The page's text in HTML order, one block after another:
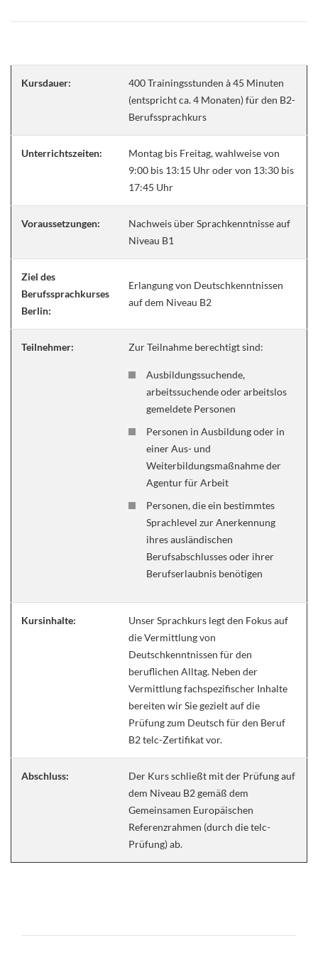
Kursdauer:
400 Trainingsstunden à 45 Minuten
(entspricht ca. 4 Monaten) für den B2-
Berufssprachkurs
Unterrichtszeiten:
Montag bis Freitag, wahlweise von
9:00 bis 13:15 Uhr oder von 13:30 bis
17:45 Uhr
Voraussetzungen:
Nachweis über Sprachkenntnisse auf
Niveau B1
Ziel des
Berufssprachkurses
Berlin:
Erlangung von Deutschkenntnissen
auf dem Niveau B2
Teilnehmer: Zur Teilnahme berechtigt sind:
Ausbildungssuchende,
arbeitssuchende oder arbeitslos
gemeldete Personen
Personen in Ausbildung oder in
einer Aus- und
Weiterbildungsmaßnahme der
Agentur für Arbeit
Personen, die ein bestimmtes
Sprachlevel zur Anerkennung
ihres ausländischen
Berufsabschlusses oder ihrer
Berufserlaubnis benötigen
Kursinhalte:
Unser Sprachkurs legt den Fokus auf
die Vermittlung von
Deutschkenntnissen für den
beruflichen Alltag. Neben der
Vermittlung fachspezifischer Inhalte
bereiten wir Sie gezielt auf die
Prüfung zum Deutsch für den Beruf
B2 telc-Zertifikat vor.
Abschluss:
Der Kurs schließt mit der Prüfung auf
dem Niveau B2 gemäß dem
Gemeinsamen Europäischen
Referenzrahmen (durch die telc-
Prüfung) ab.